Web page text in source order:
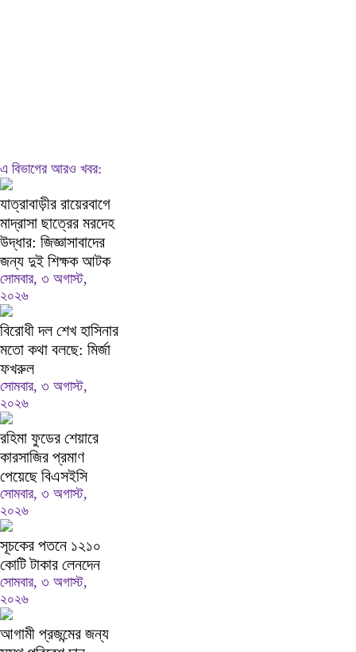
এ বিভাগের আরও খবর:
যাত্রাবাড়ীর রায়েরবাগে
মাদ্রাসা ছাত্রের মরদেহ
উদ্ধার: জিজ্ঞাসাবাদের
জন্য দুই শিক্ষক আটক
সোমবার, ৩ অগাস্ট,
২০২৬
বিরোধী দল শেখ হাসিনার
মতো কথা বলছে: মির্জা
ফখরুল
সোমবার, ৩ অগাস্ট,
২০২৬
রহিমা ফুডের শেয়ারে
কারসাজির প্রমাণ
পেয়েছে বিএসইসি
সোমবার, ৩ অগাস্ট,
২০২৬
সূচকের পতনে ১২১০
কোটি টাকার লেনদেন
সোমবার, ৩ অগাস্ট,
২০২৬
আগামী প্রজন্মের জন্য